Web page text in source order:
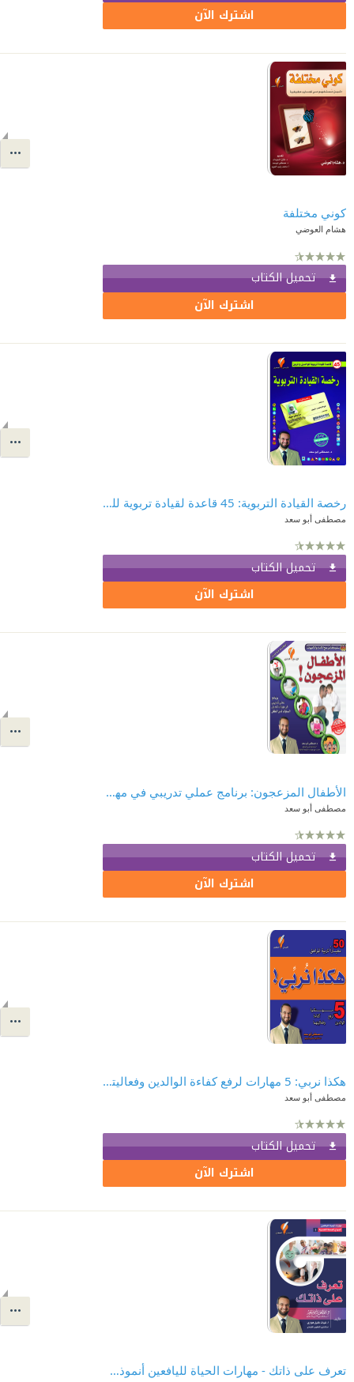
اشترك الآن
كوني مختلفة
هشام العوضي
تحميل الكتاب
اشترك الآن
رخصة القيادة التربوية: 45 قاعدة لقيادة تربوية للوالدين والمربين
مصطفى أبو سعد
تحميل الكتاب
اشترك الآن
الأطفال المزعجون: برنامج عملي تدريبي في مهارات تعديل السلوك لدى الطفل
مصطفى أبو سعد
تحميل الكتاب
اشترك الآن
هكذا نربي: 5 مهارات لرفع كفاءة الوالدين وفعاليتهما
مصطفى أبو سعد
تحميل الكتاب
اشترك الآن
تعرف على ذاتك - مهارات الحياة لليافعين أنموذج الصحة النفسية 1